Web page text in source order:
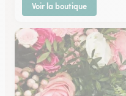
Voir la boutique